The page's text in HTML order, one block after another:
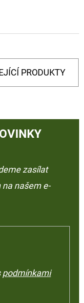
PRODUKTY
zasílat
našem e-
podmínkami